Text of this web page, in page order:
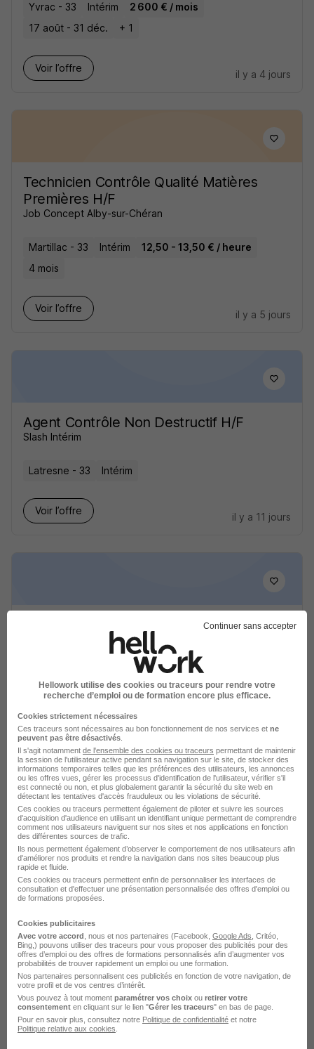
Yvrac - 33 Intérim
2 600 € / mois
17 août - 31 déc.
+ 1
Voir l’offre
il y a 4 jours
Technicien Contrôle Qualité Matières
Premières H/F
Job Concept Alby-sur-Chéran
Martillac - 33 Intérim
12,50 - 13,50 € / heure
4 mois
Voir l’offre
il y a 5 jours
Agent Contrôle Non Destructif H/F
Slash Intérim
Latresne - 33 Intérim
Voir l’offre
il y a 11 jours
Agent de Controle Production H/F
Voir l’offre
Charge Assurance Qualite - Sanofi -
R2864303 H/F
Supplay
Ambarès-et-Lagrave - 33
Intérim
Voir l’offre
il y a 12 jours
Continuer sans accepter
Hellowork utilise des cookies ou traceurs pour rendre votre
recherche d’emploi ou de formation encore plus efficace.
Cookies strictement nécessaires
Ces traceurs sont nécessaires au bon fonctionnement de nos services et ne
peuvent pas être désactivés
Il s'agit notamment de l'ensemble des cookies ou traceurs permettant de maintenir
la session de l'utilisateur active pendant sa navigation sur le site, de stocker des
informations temporaires telles que les préférences des utilisateurs, les annonces
ou les offres vues, gérer les processus d'identification de l'utilisateur, vérifier s'il
est connecté ou non, et plus globalement garantir la sécurité du site web en
détectant les tentatives d'accès frauduleux ou les violations de sécurité.
Ces cookies ou traceurs permettent également de piloter et suivre les sources
d'acquisition d'audience en utilisant un identifiant unique permettant de comprendre
comment nos utilisateurs naviguent sur nos sites et nos applications en fonction
des différentes sources de trafic.
Ils nous permettent également d’observer le comportement de nos utilisateurs afin
d'améliorer nos produits et rendre la navigation dans nos sites beaucoup plus
rapide et fluide.
Ces cookies ou traceurs permettent enfin de personnaliser les interfaces de
consultation et d'effectuer une présentation personnalisée des offres d'emploi ou
de formations proposées.
Cookies publicitaires
Avec votre accord , nous et nos partenaires (Facebook, Google Ads , Critéo,
Bing,) pouvons utiliser des traceurs pour vous proposer des publicités pour des
offres d’emploi ou des offres de formations personnalisés afin d’augmenter vos
probabilités de trouver rapidement un emploi ou une formation.
Nos partenaires personnalisent ces publicités en fonction de votre navigation, de
votre profil et de vos centres d’intérêt.
Vous pouvez à tout moment paramétrer vos choix ou retirer votre
consentement en cliquant sur le lien "Gérer les traceurs" en bas de page.
Pour en savoir plus, consultez notre Politique de confidentialité et notre
Politique relative aux cookies